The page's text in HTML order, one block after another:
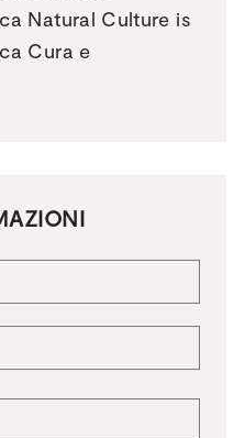
Natural Culture is
Cura e